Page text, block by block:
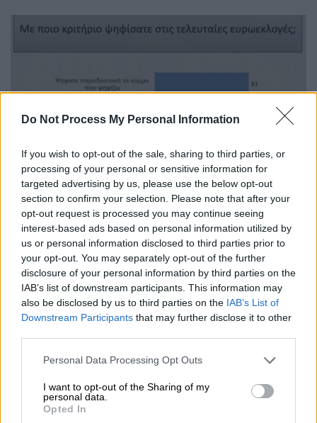
Do Not Process My Personal Information
If you wish to opt-out of the sale, sharing to third parties, or
processing of your personal or sensitive information for
targeted advertising by us, please use the below opt-out
section to confirm your selection. Please note that after your
opt-out request is processed you may continue seeing
interest-based ads based on personal information utilized by
us or personal information disclosed to third parties prior to
your opt-out. You may separately opt-out of the further
disclosure of your personal information by third parties on the
IAB’s list of downstream participants. This information may
also be disclosed by us to third parties on the IAB’s List of
Downstream Participants that may further disclose it to other
Please note that this website/app uses one or more Google
not limited to your visit or usage behaviour. You may click to
grant or deny consent to Google and its third-party tags to
use your data for below specified purposes in below Google
Personal Data Processing Opt Outs
I want to opt-out of the Sharing of my
personal data.
Opted In
Δημοσκόπηση Interview
Παρά τη συσπείρωση η Νέα Δημοκρατία
σημείωσε μεγάληδιαρροή ψηφοφόρων
Ενδεικτικά, 9 στους 10 που ψήφισαν το
κόμμα τηςΑφροδίτης Λατινοπούλου
θέλησαν να στείλουν μήνυμα στην
του Βελόπουλου, τηνΕλληνική
, για τον
ίδιο λόγο. Σημειώνεται ότι τα κόμματα
διαμαρτυρίας στα δεξιά της ΝΔ (Ελληνική